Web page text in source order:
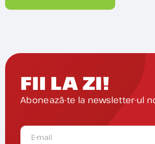
FII LA ZI!
Abonează-te la newsletter-ul